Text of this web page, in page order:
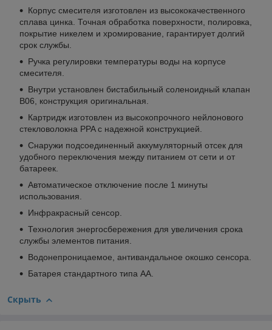
Корпус смесителя изготовлен из высококачественного
сплава цинка. Точная обработка поверхности, полировка,
покрытие никелем и хромирование, гарантирует долгий
срок службы.
Ручка регулировки температуры воды на корпусе
смесителя.
Внутри установлен бистабильный соленоидный клапан
B06, конструкция оригинальная.
Картридж изготовлен из высокопрочного нейлонового
стекловолокна PPA с надежной конструкцией.
Снаружи подсоединенный аккумуляторный отсек для
удобного переключения между питанием от сети и от
батареек.
Автоматическое отключение после 1 минуты
использования.
Инфракрасный сенсор.
Технология энергосбережения для увеличения срока
службы элементов питания.
Водонепроницаемое, антивандальное окошко сенсора.
Батарея стандартного типа АА.
Скрыть